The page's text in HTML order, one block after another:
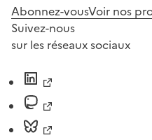
Abonnez-vousVoir nos
Suivez-nous
sur les réseaux sociaux